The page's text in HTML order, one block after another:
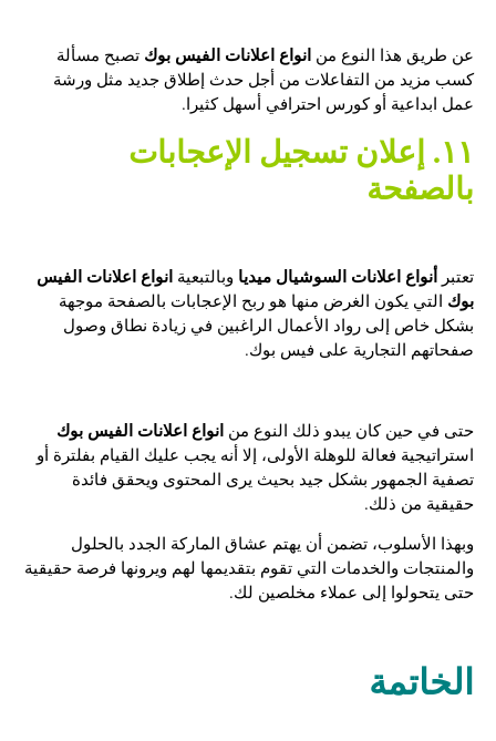
عن طريق هذا النوع منانواع اعلانات الفيس بوكتصبح مسألة
كسب مزيد من التفاعلات من أجل حدث إطلاق جديد مثل ورشة
عمل ابداعية أو كورس احترافي أسهل كثيرا.
١١. إعلان تسجيل الإعجابات
بالصفحة
تعتبرأنواع اعلانات السوشيال ميدياوبالتبعيةانواع اعلانات الفيس
بوكالتي يكون الغرض منها هو ربح الإعجابات بالصفحة موجهة
بشكل خاص إلى رواد الأعمال الراغبين في زيادة نطاق وصول
صفحاتهم التجارية على فيس بوك.
حتى في حين كان يبدو ذلك النوع منانواع اعلانات الفيس بوك
استراتيجية فعالة للوهلة الأولى، إلا أنه يجب عليك القيام بفلترة أو
تصفية الجمهور بشكل جيد بحيث يرى المحتوى ويحقق فائدة
حقيقية من ذلك.
وبهذا الأسلوب، تضمن أن يهتم عشاق الماركة الجدد بالحلول
والمنتجات والخدمات التي تقوم بتقديمها لهم ويرونها فرصة حقيقية
حتى يتحولوا إلى عملاء مخلصين لك.
الخاتمة